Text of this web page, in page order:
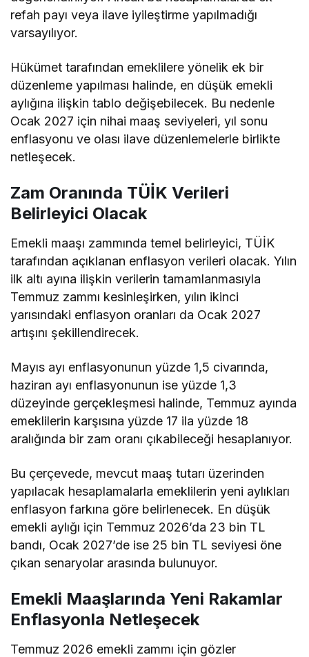
refah payı veya ilave iyileştirme yapılmadığı
varsayılıyor.
Hükümet tarafından emeklilere yönelik ek bir
düzenleme yapılması halinde, en düşük emekli
aylığına ilişkin tablo değişebilecek. Bu nedenle
Ocak 2027 için nihai maaş seviyeleri, yıl sonu
enflasyonu ve olası ilave düzenlemelerle birlikte
netleşecek.
Zam Oranında TÜİK Verileri
Belirleyici Olacak
Emekli maaşı zammında temel belirleyici, TÜİK
tarafından açıklanan enflasyon verileri olacak. Yılın
ilk altı ayına ilişkin verilerin tamamlanmasıyla
Temmuz zammı kesinleşirken, yılın ikinci
yarısındaki enflasyon oranları da Ocak 2027
artışını şekillendirecek.
Mayıs ayı enflasyonunun yüzde 1,5 civarında,
haziran ayı enflasyonunun ise yüzde 1,3
düzeyinde gerçekleşmesi halinde, Temmuz ayında
emeklilerin karşısına yüzde 17 ila yüzde 18
aralığında bir zam oranı çıkabileceği hesaplanıyor.
Bu çerçevede, mevcut maaş tutarı üzerinden
yapılacak hesaplamalarla emeklilerin yeni aylıkları
enflasyon farkına göre belirlenecek. En düşük
emekli aylığı için Temmuz 2026’da 23 bin TL
bandı, Ocak 2027’de ise 25 bin TL seviyesi öne
çıkan senaryolar arasında bulunuyor.
Emekli Maaşlarında Yeni Rakamlar
Enflasyonla Netleşecek
Temmuz 2026 emekli zammı için gözler